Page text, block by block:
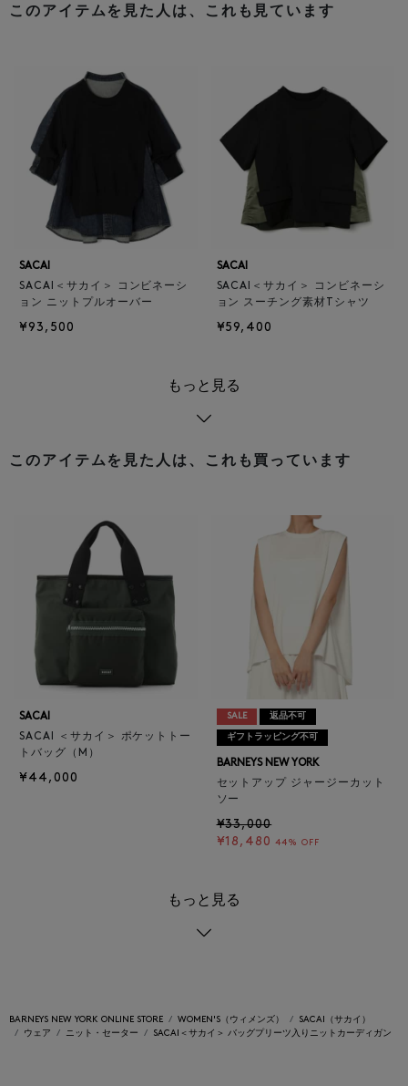
このアイテムを見た人は、これも見ています
SACAI
SACAI＜サカイ＞ コンビネーシ
ョン ニットプルオーバー
¥93,500
SACAI
SACAI＜サカイ＞ コンビネーシ
ョン スーチング素材Tシャツ
¥59,400
もっと見る
このアイテムを見た人は、これも買っています
SACAI
SACAI ＜サカイ＞ ポケットトー
トバッグ（M）
¥44,000
SALE 返品不可
ギフトラッピング不可
BARNEYS NEW YORK
セットアップ ジャージーカット
ソー
¥33,000
¥18,480 44% OFF
もっと見る
BARNEYS NEW YORK ONLINE STORE WOMEN'S（ウィメンズ）
SACAI（サカイ）
ウェア
ニット・セーター SACAI＜サカイ＞ バッグプリーツ入りニットカーディガン